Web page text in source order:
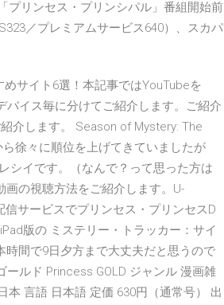
プリンセス・プリンシパル」番組開始前
／プレミアムサービス640）、スカパ
サイト6選！本記事ではYouTubeを
イス毎に分けてご紹介します。ご紹介
介します。 Season of Mystery: The
徐々に順位を上げてきていましたが
シイです。（なんで？って思った方は
の視聴方法をご紹介します。U-
サービスでプリンセス・プリンセスD
版の ミステリー・トラッカー：サイ
時間で9日夕方まで大丈夫だと思うので
ルド Princess GOLD ジャンル 漫画雑
言語 日本語 定価 630円（通常号） 出